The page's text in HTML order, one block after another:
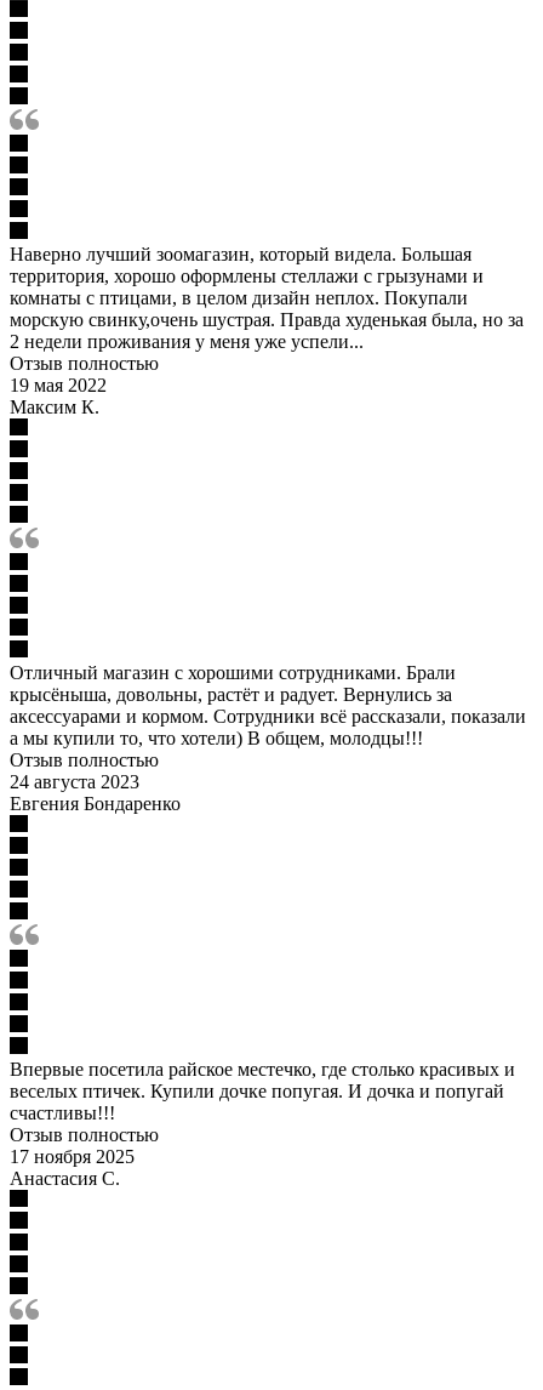
Наверно лучший зоомагазин, который видела. Большая
территория, хорошо оформлены стеллажи с грызунами и
комнаты с птицами, в целом дизайн неплох. Покупали
морскую свинку,очень шустрая. Правда худенькая была, но за
2 недели проживания у меня уже успели...
Отзыв полностью
19 мая 2022
Максим К.
Отличный магазин с хорошими сотрудниками. Брали
крысёныша, довольны, растёт и радует. Вернулись за
аксессуарами и кормом. Сотрудники всё рассказали, показали
а мы купили то, что хотели) В общем, молодцы!!!
Отзыв полностью
24 августа 2023
Евгения Бондаренко
Впервые посетила райское местечко, где столько красивых и
веселых птичек. Купили дочке попугая. И дочка и попугай
счастливы!!!
Отзыв полностью
17 ноября 2025
Анастасия С.